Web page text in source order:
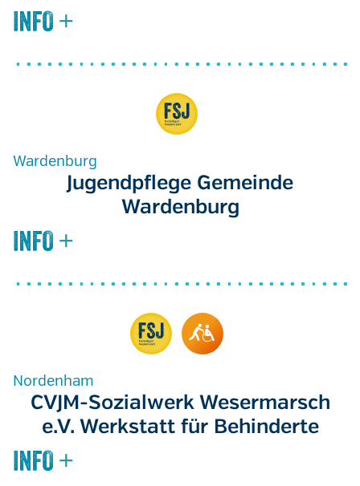
Wardenburg
Jugendpflege Gemeinde
Wardenburg
Nordenham
CVJM-Sozialwerk Wesermarsch
e.V. Werkstatt für Behinderte